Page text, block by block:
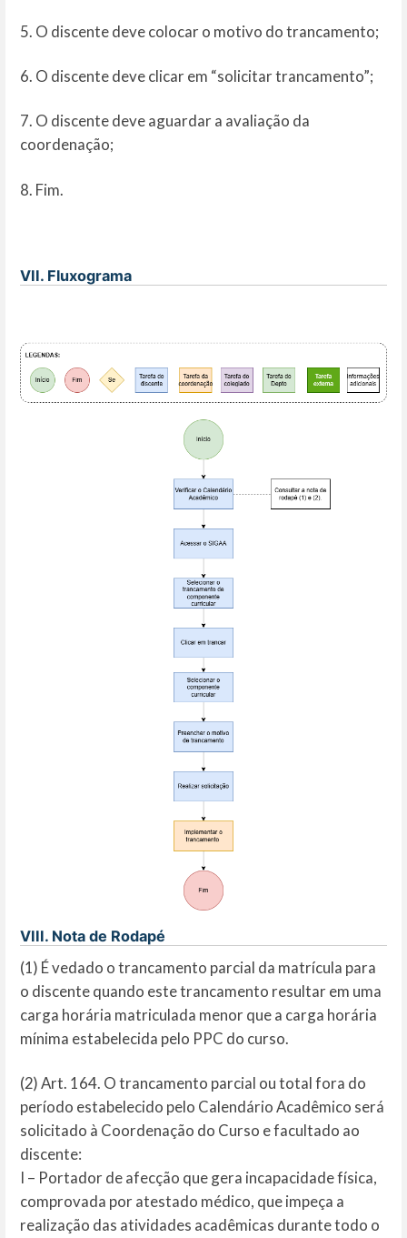
5. O discente deve colocar o motivo do trancamento;
6. O discente deve clicar em “solicitar trancamento”;
7. O discente deve aguardar a avaliação da
coordenação;
8. Fim.
VII. Fluxograma
VIII. Nota de Rodapé
(1) É vedado o trancamento parcial da matrícula para
o discente quando este trancamento resultar em uma
carga horária matriculada menor que a carga horária
mínima estabelecida pelo PPC do curso.
(2) Art. 164. O trancamento parcial ou total fora do
período estabelecido pelo Calendário Acadêmico será
solicitado à Coordenação do Curso e facultado ao
discente:
I – Portador de afecção que gera incapacidade física,
comprovada por atestado médico, que impeça a
realização das atividades acadêmicas durante todo o